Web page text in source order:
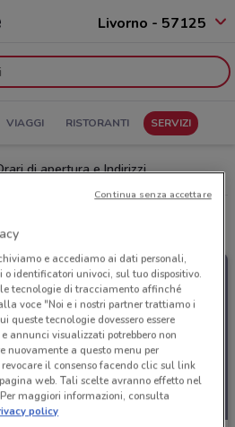
Livorno - 57125
VIAGGI RISTORANTI SERVIZI
di apertura e Indirizzi
Ehiweb
e accediamo ai dati personali,
identificatori univoci, sul tuo dispositivo.
tecnologie di tracciamento affinché
voce "Noi e i nostri partner trattiamo i
queste tecnologie dovessero essere
annunci visualizzati potrebbero non
nuovamente a questo menu per
il consenso facendo clic sul link
web. Tali scelte avranno effetto nel
maggiori informazioni, consulta
policy
Continua senza accettare